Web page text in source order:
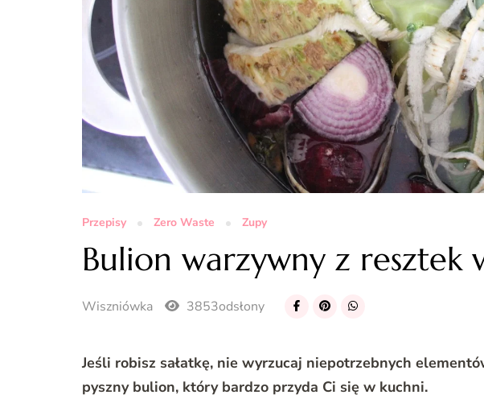
Przepisy Zero Waste Zupy
Bulion warzywny z resztek
Wiszniówka 3853odsłony
Jeśli robisz sałatkę, nie wyrzucaj niepotrzebnych
pyszny bulion, który bardzo przyda Ci się w kuchni.